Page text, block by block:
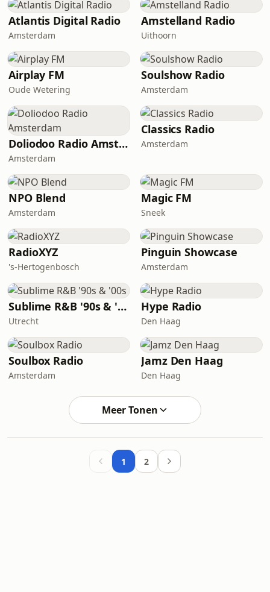
Atlantis Digital Radio
Amsterdam
Amstelland Radio
Uithoorn
Airplay FM
Oude Wetering
Soulshow Radio
Amsterdam
Doliodoo Radio Amsterdam
Amsterdam
Classics Radio
Amsterdam
NPO Blend
Amsterdam
Magic FM
Sneek
RadioXYZ
's-Hertogenbosch
Pinguin Showcase
Amsterdam
Sublime R&B '90s & '00s
Utrecht
Hype Radio
Den Haag
Soulbox Radio
Amsterdam
Jamz Den Haag
Den Haag
Meer Tonen
1 2